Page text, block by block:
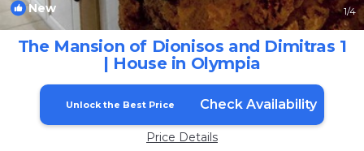
New 1/4
The Mansion of Dionisos and Dimitras 1
| House in Olympia
Unlock the Best Price Check Availability
Price Details